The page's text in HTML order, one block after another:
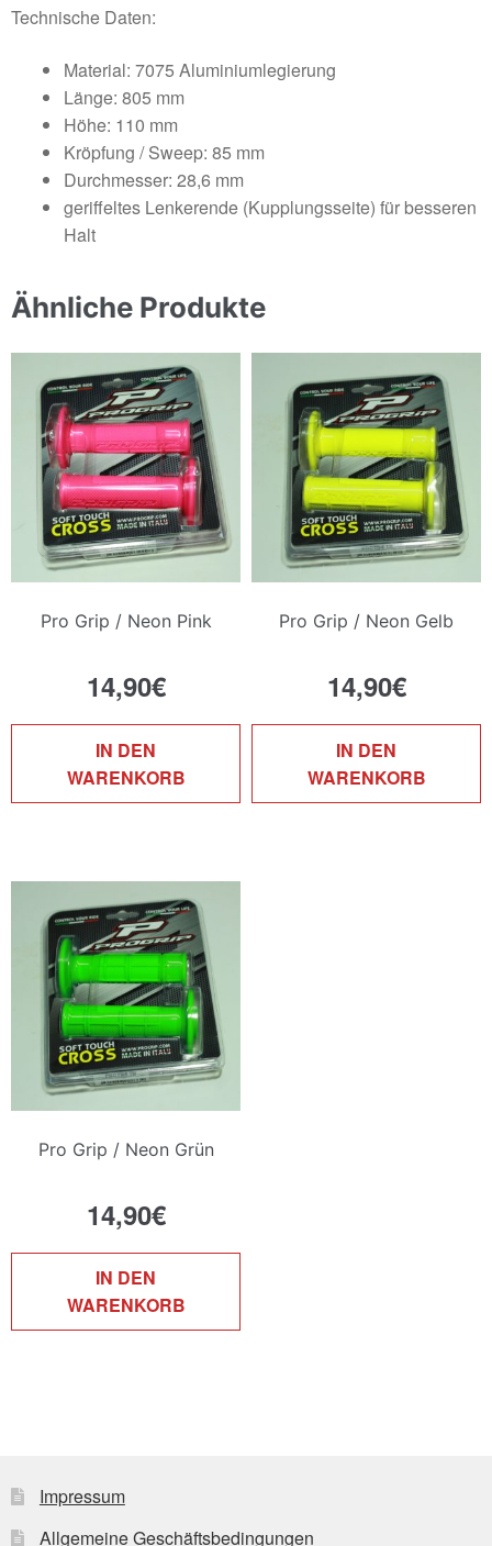
Technische Daten:
Material: 7075 Aluminiumlegierung
Länge: 805 mm
Höhe: 110 mm
Kröpfung / Sweep: 85 mm
Durchmesser: 28,6 mm
geriffeltes Lenkerende (Kupplungsseite) für besseren
Halt
Ähnliche Produkte
Pro Grip / Neon Pink
14,90€
IN DEN
WARENKORB
Pro Grip / Neon Gelb
14,90€
IN DEN
WARENKORB
Pro Grip / Neon Grün
14,90€
IN DEN
WARENKORB
Impressum
Allgemeine Geschäftsbedingungen